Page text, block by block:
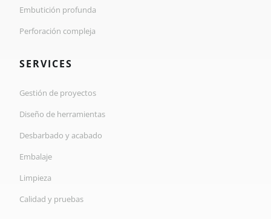
Embutición profunda
Perforación compleja
SERVICES
Gestión de proyectos
Diseño de herramientas
Desbarbado y acabado
Embalaje
Limpieza
Calidad y pruebas